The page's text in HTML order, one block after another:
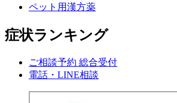
ペット用漢方薬
症状ランキング
ご相談予約 総合受付
電話・LINE相談